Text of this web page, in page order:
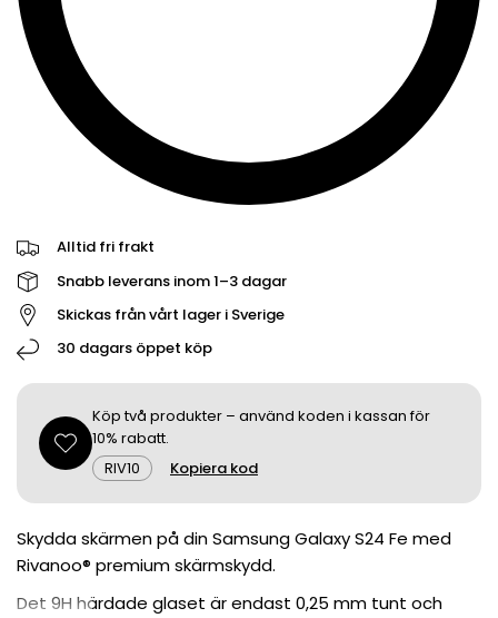
Alltid fri frakt
Snabb leverans inom 1–3 dagar
Skickas från vårt lager i Sverige
30 dagars öppet köp
Köp två produkter – använd koden i kassan för
10% rabatt.
RIV10
Kopiera kod
Skydda skärmen på din Samsung Galaxy S24 Fe med
Rivanoo® premium skärmskydd.
Det 9H härdade glaset är endast 0,25 mm tunt och